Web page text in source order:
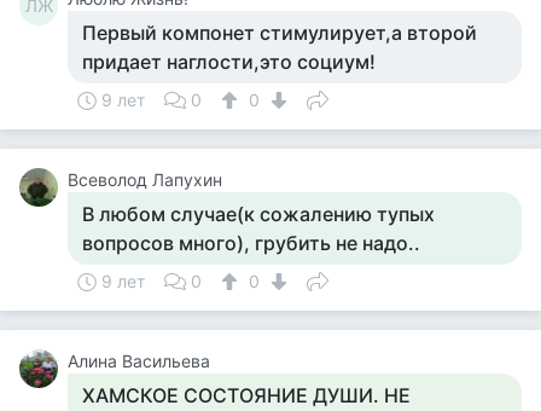
ЛЖ
Первый компонет стимулирует,а второй
придает наглости,это социум!
9 лет 0 0
Всеволод Лапухин
В любом случае(к сожалению тупых
вопросов много), грубить не надо..
9 лет 0 0
Алина Васильева
ХАМСКОЕ СОСТОЯНИЕ ДУШИ. НЕ